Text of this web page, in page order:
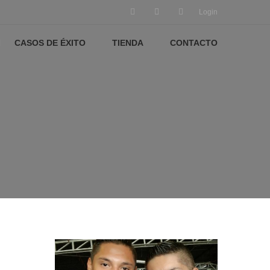
Login
CASOS DE ÉXITO TIENDA CONTACTO